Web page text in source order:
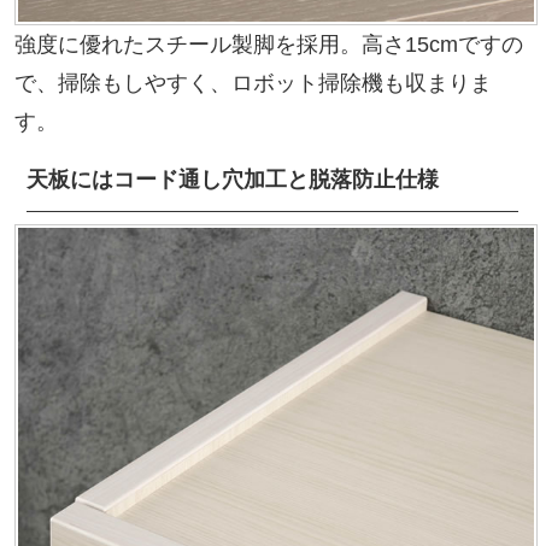
強度に優れたスチール製脚を採用。高さ15cmですの
で、掃除もしやすく、ロボット掃除機も収まりま
す。
天板にはコード通し穴加工と脱落防止仕様